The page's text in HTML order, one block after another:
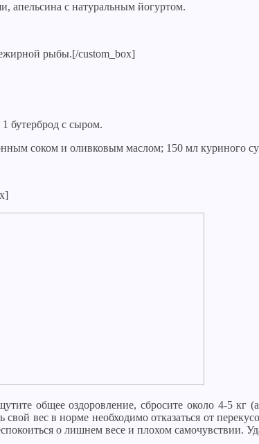
апельсина с натуральным йогуртом.
рыбы.[/custom_box]
бутерброд с сыром.
соком и оливковым маслом; 150 мл куриного
общее оздоровление, сбросите около 4-5
вес в норме необходимо отказаться от
о лишнем весе и плохом самочувствии.